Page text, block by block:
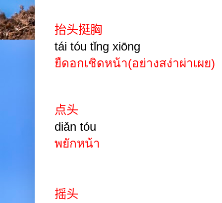
抬头挺胸
tái tóu tǐng xiōng
ยืดอกเชิดหน้า(อย่างสง่าผ่าเผย)
点头
diǎn tóu
พยักหน้า
摇头